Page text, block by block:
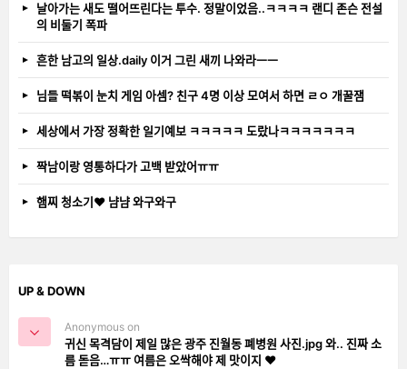
날아가는 새도 떨어뜨린다는 투수. 정말이었음..ㅋㅋㅋㅋ 랜디 존슨 전설
의 비둘기 폭파
흔한 남고의 일상.daily 이거 그린 새끼 나와라ㅡㅡ
님들 떡볶이 눈치 게임 아셈? 친구 4명 이상 모여서 하면 ㄹㅇ 개꿀잼
세상에서 가장 정확한 일기예보 ㅋㅋㅋㅋㅋ 도랐나ㅋㅋㅋㅋㅋㅋㅋ
짝남이랑 영통하다가 고백 받았어ㅠㅠ
햄찌 청소기❤️ 냠냠 와구와구
UP & DOWN
Anonymous on
귀신 목격담이 제일 많은 광주 진월동 폐병원 사진.jpg 와.. 진짜 소
름 돋음…ㅠㅠ 여름은 오싹해야 제 맛이지 ❤️